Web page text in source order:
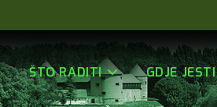
ŠTO RADITI GDJE JESTI